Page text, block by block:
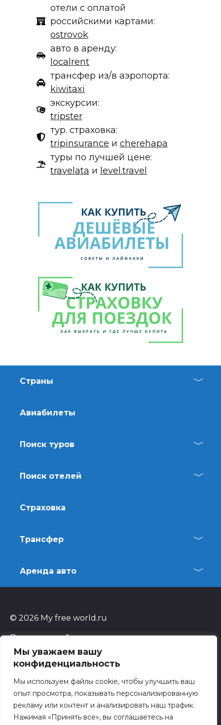
Мы уважаем вашу
конфиденциальность
Мы используем файлы cookie, чтобы улучшить ваш
опыт просмотра, показывать персонализированную
рекламу или контент и анализировать наш трафик.
Нажимая «Принять все», вы соглашаетесь на
отели с оплатой
российскими картами:
ostrovok
авто в аренду:
localrent
трансфер из/в аэропорта:
kiwitaxi
экскурсии:
tripster
тур. страховка:
tripinsurance и cherehapa
туры по лучшей цене:
travelata и level.travel
Страны
Авиабилеты
Поиск туров
Поиск отелей
Страховка
Трансфер
Аренда авто
© 2026 My free world.ru
Пользуясь cайтом, вы автоматически
соглашаетесь с нашей
конфиденциальности.
На сайте присутствуетреклама.
Копирование материалов разрешено только с
обязательным указанием гиперссылки